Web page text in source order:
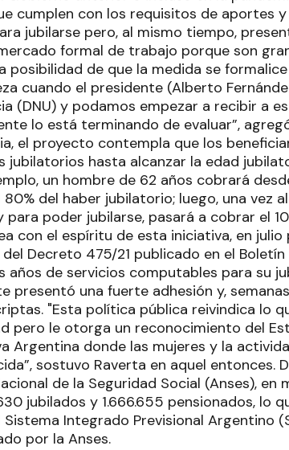
cumplen con los requisitos de aportes
jubilarse pero, al mismo tiempo,
formal de trabajo porque son
posibilidad de que la medida se
cuando el presidente (Alberto
(DNU) y podamos empezar a recibir a
lo está terminando de evaluar”,
el proyecto contempla que los
jubilatorios hasta alcanzar la edad
un hombre de 62 años cobrará
del haber jubilatorio; luego, una vez
para poder jubilarse, pasará a cobrar el
con el espíritu de esta iniciativa, en
Decreto 475/21 publicado en el
años de servicios computables para su
presentó una fuerte adhesión y,
"Esta política pública reivindica lo
pero le otorga un reconocimiento del
Argentina donde las mujeres y la
sostuvo Raverta en aquel entonces.
de la Seguridad Social (Anses), en
jubilados y 1.666.655 pensionados, lo
Integrado Previsional Argentino
por la Anses.